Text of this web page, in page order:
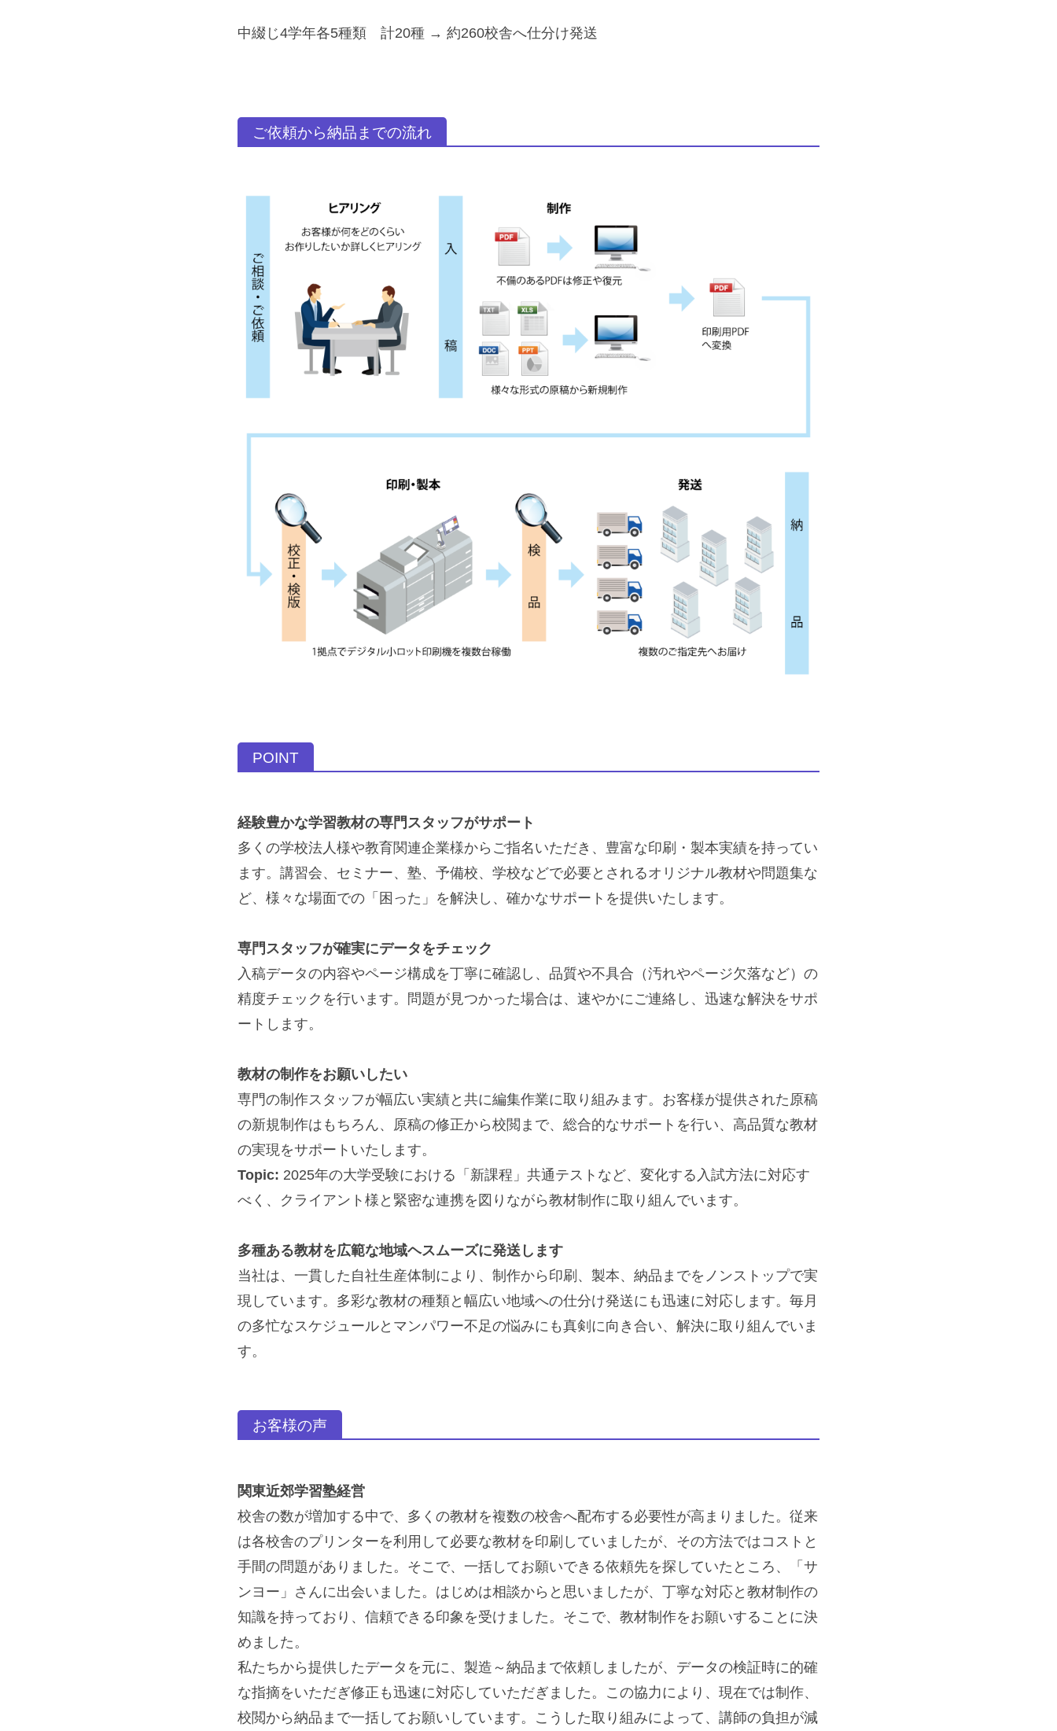
中綴じ4学年各5種類 計20種 → 約260校舎へ仕分け発送
ご依頼から納品までの流れ
POINT
経験豊かな学習教材の専門スタッフがサポート
多くの学校法人様や教育関連企業様からご指名いただき、豊富な印刷・製本実績を持ってい
ます。講習会、セミナー、塾、予備校、学校などで必要とされるオリジナル教材や問題集な
ど、様々な場面での「困った」を解決し、確かなサポートを提供いたします。
専門スタッフが確実にデータをチェック
入稿データの内容やページ構成を丁寧に確認し、品質や不具合（汚れやページ欠落など）の
精度チェックを行います。問題が見つかった場合は、速やかにご連絡し、迅速な解決をサポ
ートします。
教材の制作をお願いしたい
専門の制作スタッフが幅広い実績と共に編集作業に取り組みます。お客様が提供された原稿
の新規制作はもちろん、原稿の修正から校閲まで、総合的なサポートを行い、高品質な教材
の実現をサポートいたします。
Topic: 2025年の大学受験における「新課程」共通テストなど、変化する入試方法に対応す
べく、クライアント様と緊密な連携を図りながら教材制作に取り組んでいます。
多種ある教材を広範な地域ヘスムーズに発送します
当社は、一貫した自社生産体制により、制作から印刷、製本、納品までをノンストップで実
現しています。多彩な教材の種類と幅広い地域への仕分け発送にも迅速に対応します。毎月
の多忙なスケジュールとマンパワー不足の悩みにも真剣に向き合い、解決に取り組んでいま
す。
お客様の声
関東近郊学習塾経営
校舎の数が増加する中で、多くの教材を複数の校舎へ配布する必要性が高まりました。従来
は各校舎のプリンターを利用して必要な教材を印刷していましたが、その方法ではコストと
手間の問題がありました。そこで、一括してお願いできる依頼先を探していたところ、「サ
ンヨー」さんに出会いました。はじめは相談からと思いましたが、丁寧な対応と教材制作の
知識を持っており、信頼できる印象を受けました。そこで、教材制作をお願いすることに決
めました。
私たちから提供したデータを元に、製造～納品まで依頼しましたが、データの検証時に的確
な指摘をいただぎ修正も迅速に対応していただぎました。この協力により、現在では制作、
校閲から納品まで一括してお願いしています。こうした取り組みによって、講師の負担が減